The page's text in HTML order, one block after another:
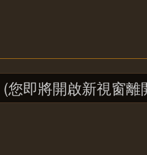
(您即將開啟新視窗離